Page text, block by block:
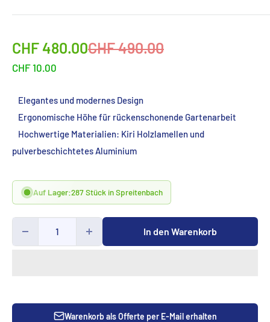
Sonderpreis
CHF 480.00Normalpreis
CHF 490.00
CHF 10.00
Elegantes und modernes Design
Ergonomische Höhe für rückenschonende Gartenarbeit
Hochwertige Materialien: Kiri Holzlamellen und
pulverbeschichtetes Aluminium
Auf Lager:287 Stück in Spreitenbach
In den Warenkorb
Warenkorb als Offerte per E-Mail erhalten